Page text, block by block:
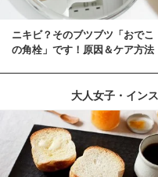
ニキビ？そのブツブツ「おでこ
の角栓」です！原因＆ケア方法
大人女子・イン